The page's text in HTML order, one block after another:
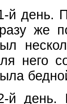
й день.
же
него
й день.